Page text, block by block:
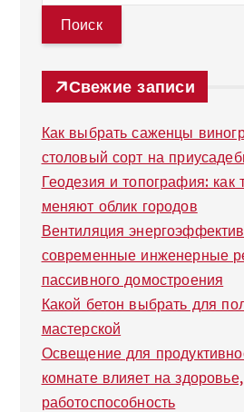
т
и
Свежие записи
Как выбрать саженцы
столовый сорт на
Геодезия и топография: как
меняют облик городов
Вентиляция
современные инженерные
пассивного домостроения
Какой бетон выбрать для
мастерской
Освещение для
комнате влияет на
работоспособность